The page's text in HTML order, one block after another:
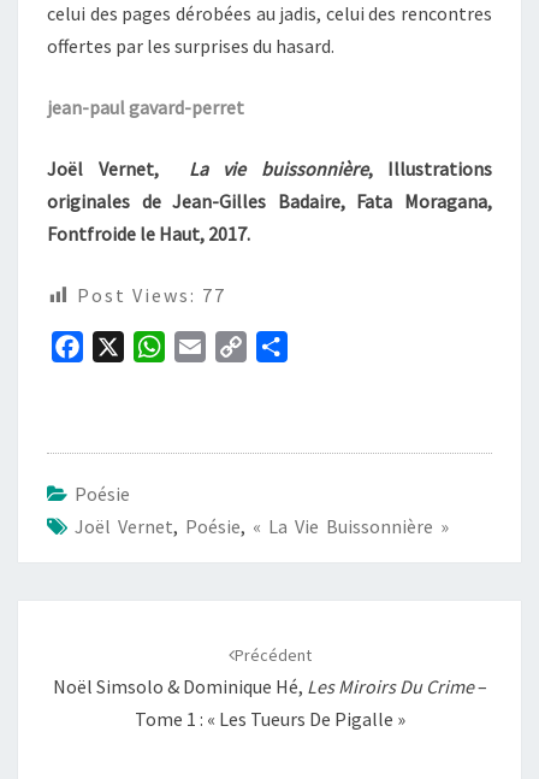
celui des pages dérobées au jadis, celui des rencontres
offertes par les surprises du hasard.
jean-paul gavard-perret
Joël Vernet,La vie buissonnière, Illustrations
originales de Jean-Gilles Badaire, Fata Moragana,
Fontfroide le Haut, 2017.
Post Views: 77
o
o
k
W
p
p
n
k
e
r
Poésie
Joël Vernet, Poésie, « La Vie Buissonnière »
Précédent
Noël Simsolo & Dominique Hé, Les Miroirs Du Crime–
Tome 1 : « Les Tueurs De Pigalle »